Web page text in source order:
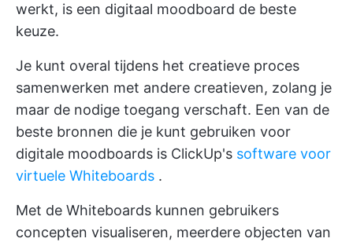
werkt, is een digitaal moodboard de beste
keuze.
Je kunt overal tijdens het creatieve proces
samenwerken met andere creatieven, zolang je
maar de nodige toegang verschaft. Een van de
beste bronnen die je kunt gebruiken voor
digitale moodboards is ClickUp's software voor
virtuele Whiteboards .
Met de Whiteboards kunnen gebruikers
concepten visualiseren, meerdere objecten van